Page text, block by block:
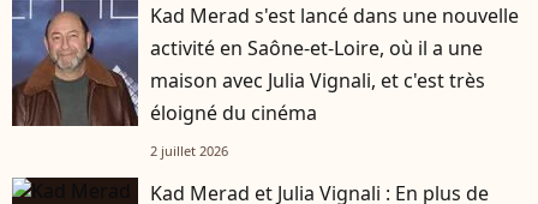
Kad Merad s'est lancé dans une nouvelle
activité en Saône-et-Loire, où il a une
maison avec Julia Vignali, et c'est très
éloigné du cinéma
2 juillet 2026
Kad Merad et Julia Vignali : En plus de